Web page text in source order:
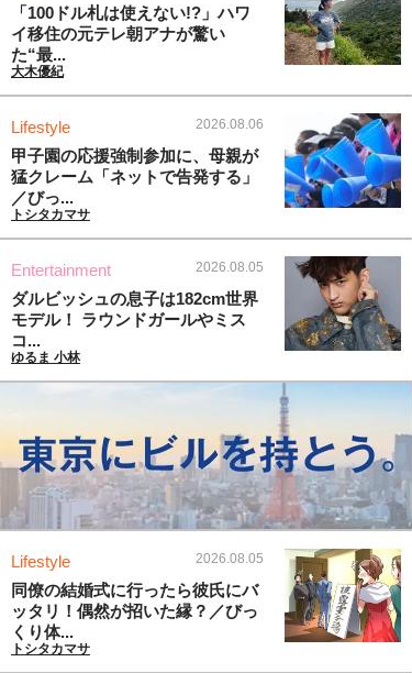
「100ドル札は使えない!?」ハワ
イ移住の元テレ朝アナが驚い
た“最...
大木優紀
Lifestyle 2026.08.06
甲子園の応援強制参加に、母親が
猛クレーム「ネットで告発する」
／びっ...
トシタカマサ
Entertainment 2026.08.05
ダルビッシュの息子は182cm世界
モデル！ ラウンドガールやミス
コ...
ゆるま 小林
Lifestyle 2026.08.05
同僚の結婚式に行ったら彼氏にバ
ッタリ！偶然が招いた縁？／びっ
くり体...
トシタカマサ